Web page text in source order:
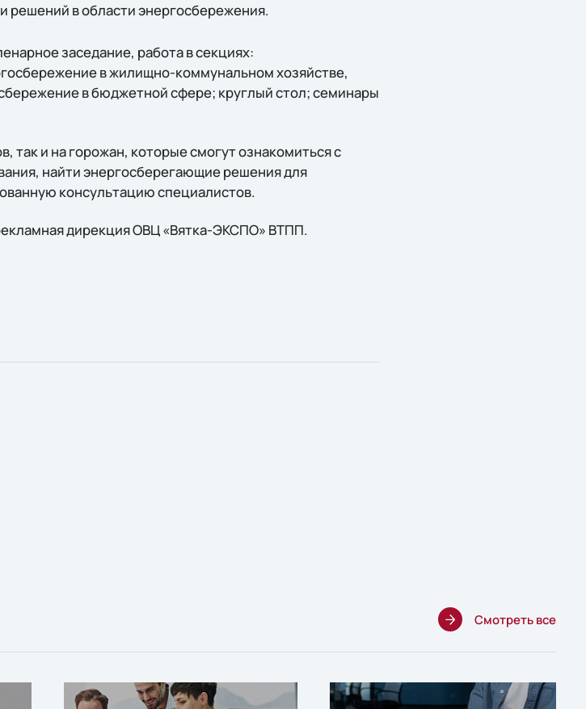
решений в области энергосбережения.
заседание, работа в секциях:
в жилищно-коммунальном хозяйстве,
в бюджетной сфере; круглый стол; семинары
так и на горожан, которые смогут ознакомиться с
найти энергосберегающие решения для
консультацию специалистов.
дирекция ОВЦ «Вятка-ЭКСПО» ВТПП.
Смотреть все